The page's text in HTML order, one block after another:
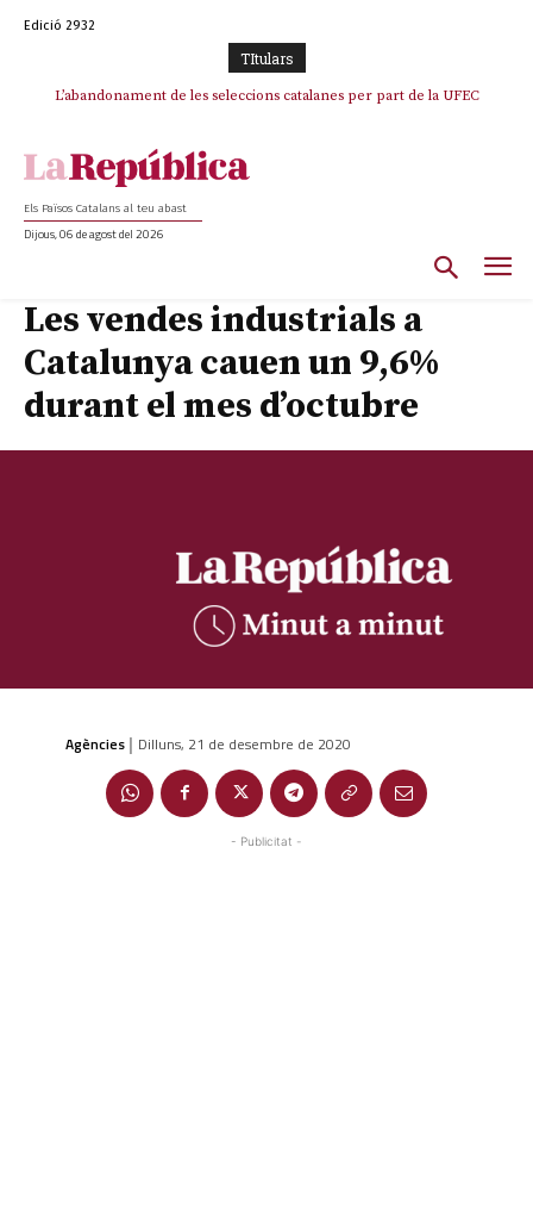
Edició 2932
TItulars
L’abandonament de les seleccions catalanes per part de la UFEC
Els Països Catalans al teu abast
Dijous, 06 de agost del 2026
Les vendes industrials a
Catalunya cauen un 9,6%
durant el mes d’octubre
Agències | Dilluns, 21 de desembre de 2020
- Publicitat -